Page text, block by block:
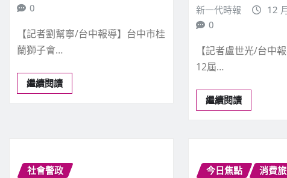
0
【記者劉幫寧/台中報導】台中市桂
蘭獅子會…
繼續閱讀
新一代時報
12
0
【記者盧世光/台中
12屆…
繼續閱讀
社會警政 今日焦點 消費